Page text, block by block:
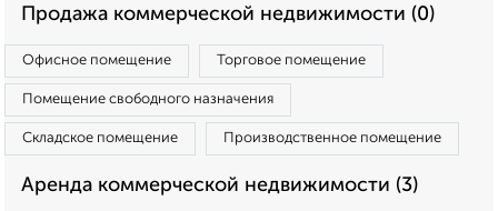
Продажа коммерческой недвижимости (0)
Офисное помещение Торговое помещение
Помещение свободного назначения
Складское помещение Производственное помещение
Аренда коммерческой недвижимости (3)